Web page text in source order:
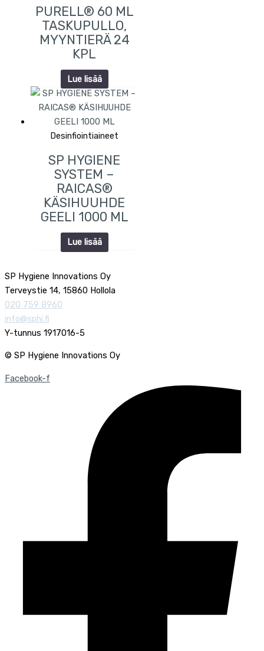
PURELL® 60 ML
TASKUPULLO,
MYYNTIERÄ 24
KPL
Lue lisää
Desinfiointiaineet
SP HYGIENE
SYSTEM –
RAICAS®
KÄSIHUUHDE
GEELI 1000 ML
Lue lisää
SP Hygiene Innovations Oy
Terveystie 14, 15860 Hollola
020 759 8960
info@sphi.fi
Y-tunnus 1917016-5
© SP Hygiene Innovations Oy
Facebook-f